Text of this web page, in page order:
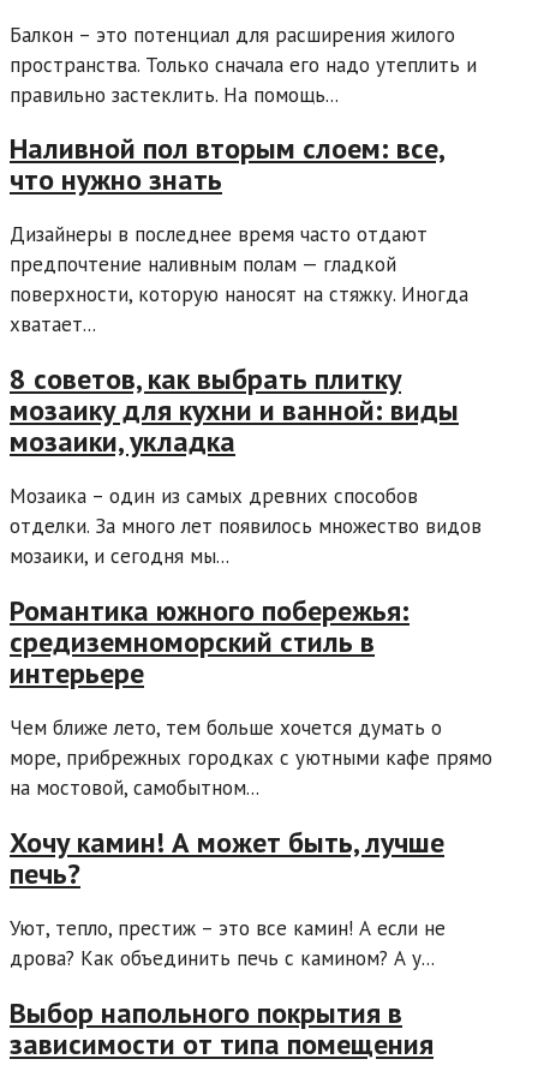
Балкон – это потенциал для расширения жилого
пространства. Только сначала его надо утеплить и
правильно застеклить. На помощь...
Наливной пол вторым слоем: все,
что нужно знать
Дизайнеры в последнее время часто отдают
предпочтение наливным полам — гладкой
поверхности, которую наносят на стяжку. Иногда
хватает...
8 советов, как выбрать плитку
мозаику для кухни и ванной: виды
мозаики, укладка
Мозаика – один из самых древних способов
отделки. За много лет появилось множество видов
мозаики, и сегодня мы...
Романтика южного побережья:
средиземноморский стиль в
интерьере
Чем ближе лето, тем больше хочется думать о
море, прибрежных городках с уютными кафе прямо
на мостовой, самобытном...
Хочу камин! А может быть, лучше
печь?
Уют, тепло, престиж – это все камин! А если не
дрова? Как объединить печь с камином? А у...
Выбор напольного покрытия в
зависимости от типа помещения